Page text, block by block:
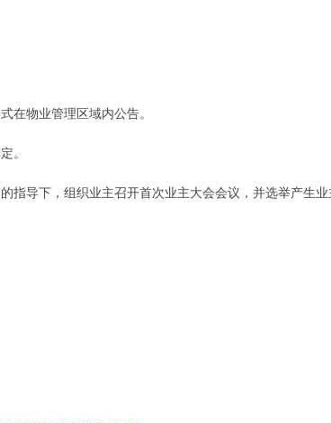
在物业管理区域内公告。
。
导下，组织业主召开首次业主大会会议，并选举产生业